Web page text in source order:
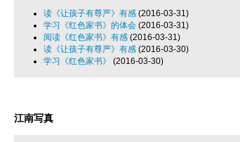
读《让孩子有尊严》有感 (2016-03-31)
学习《红色家书》的体会 (2016-03-31)
阅读《红色家书》有感 (2016-03-31)
读《让孩子有尊严》有感 (2016-03-30)
学习《红色家书》
(2016-03-30)
江南写真